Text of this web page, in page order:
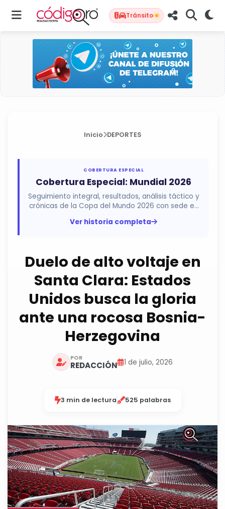
Tránsito
Inicio DEPORTES
COBERTURA ESPECIAL
Cobertura Especial: Mundial 2026
Seguimiento integral, resultados, análisis táctico y
crónicas de la Copa del Mundo 2026 con sede en
Ver historia completa
Duelo de alto voltaje en
Santa Clara: Estados
Unidos busca la gloria
ante una rocosa Bosnia-
Herzegovina
POR
REDACCIÓN 1 de julio, 2026
3 min de lectura 525 palabras